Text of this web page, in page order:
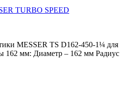
TURBO SPEED
MESSER TS D162-450-1¼ для
162 мм: Диаметр – 162 мм Радиус